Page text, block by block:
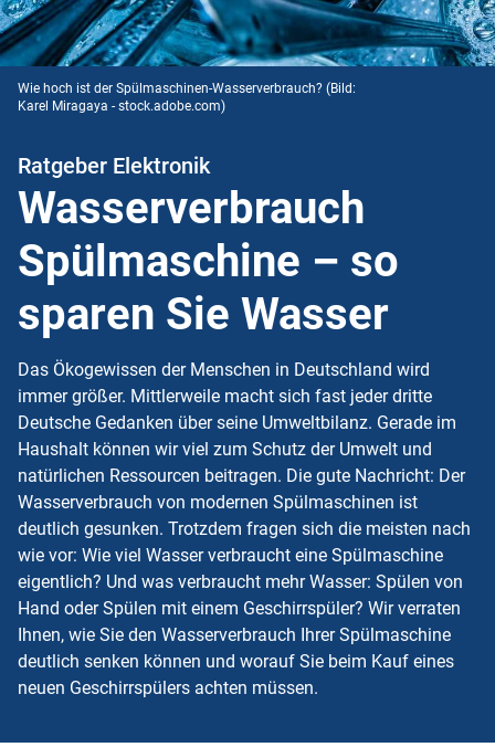
Wie hoch ist der Spülmaschinen-Wasserverbrauch? (Bild:
Karel Miragaya - stock.adobe.com)
Ratgeber Elektronik
Wasserverbrauch
Spülmaschine – so
sparen Sie Wasser
Das Ökogewissen der Menschen in Deutschland wird
immer größer. Mittlerweile macht sich fast jeder dritte
Deutsche Gedanken über seine Umweltbilanz. Gerade im
Haushalt können wir viel zum Schutz der Umwelt und
natürlichen Ressourcen beitragen. Die gute Nachricht: Der
Wasserverbrauch von modernen Spülmaschinen ist
deutlich gesunken. Trotzdem fragen sich die meisten nach
wie vor: Wie viel Wasser verbraucht eine Spülmaschine
eigentlich? Und was verbraucht mehr Wasser: Spülen von
Hand oder Spülen mit einem Geschirrspüler? Wir verraten
Ihnen, wie Sie den Wasserverbrauch Ihrer Spülmaschine
deutlich senken können und worauf Sie beim Kauf eines
neuen Geschirrspülers achten müssen.